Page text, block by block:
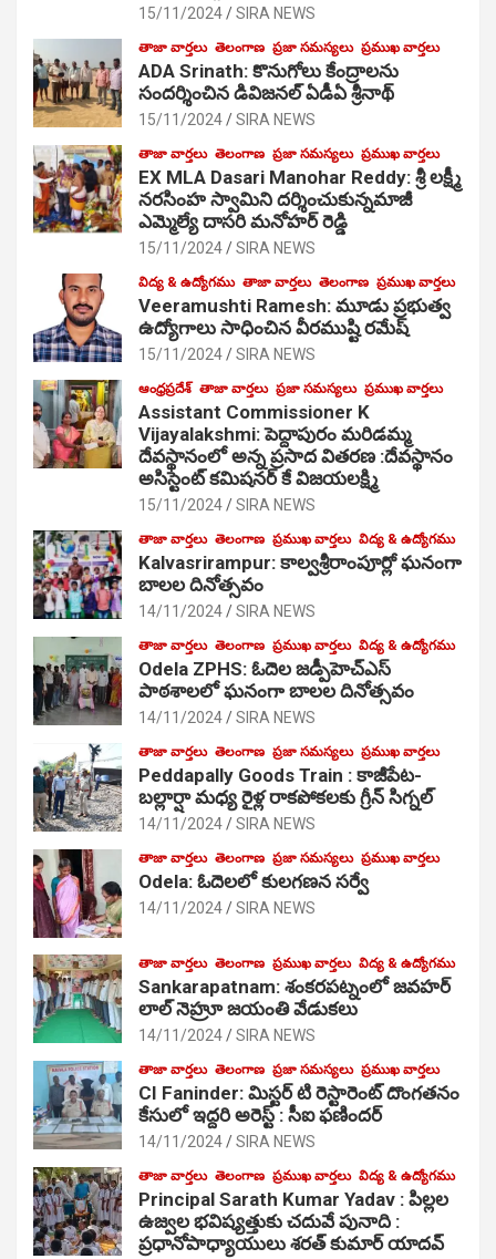
15/11/2024 SIRA NEWS
తాజా వార్తలు తెలంగాణ ప్రజా సమస్యలు ప్రముఖ వార్తలు
ADA Srinath: కొనుగోలు కేంద్రాల‌ను
సంద‌ర్శించిన డివిజనల్ ఏడీఏ శ్రీనాథ్
15/11/2024 SIRA NEWS
తాజా వార్తలు తెలంగాణ ప్రజా సమస్యలు ప్రముఖ వార్తలు
EX MLA Dasari Manohar Reddy: శ్రీ లక్ష్మీ
నరసింహ స్వామిని దర్శించుకున్నమాజీ
ఎమ్మెల్యే దాసరి మనోహర్ రెడ్డి
15/11/2024 SIRA NEWS
విద్య & ఉద్యోగము తాజా వార్తలు తెలంగాణ ప్రముఖ వార్తలు
Veeramushti Ramesh: మూడు ప్రభుత్వ
ఉద్యోగాలు సాధించిన వీరముష్టి రమేష్
15/11/2024 SIRA NEWS
ఆంధ్రప్రదేశ్ తాజా వార్తలు ప్రజా సమస్యలు ప్రముఖ వార్తలు
Assistant Commissioner K
Vijayalakshmi: పెద్దాపురం మరిడమ్మ
దేవస్థానంలో అన్న ప్రసాద వితరణ :దేవస్థానం
అసిస్టెంట్ కమిషనర్ కే విజయలక్ష్మి
15/11/2024 SIRA NEWS
తాజా వార్తలు తెలంగాణ ప్రముఖ వార్తలు విద్య & ఉద్యోగము
Kalvasrirampur: కాల్వశ్రీరాంపూర్లో ఘనంగా
బాలల దినోత్సవం
14/11/2024 SIRA NEWS
తాజా వార్తలు తెలంగాణ ప్రముఖ వార్తలు విద్య & ఉద్యోగము
Odela ZPHS: ఓదెల జ‌డ్పీహెచ్ఎస్
పాఠ‌శాల‌లో ఘనంగా బాలల దినోత్సవం
14/11/2024 SIRA NEWS
తాజా వార్తలు తెలంగాణ ప్రజా సమస్యలు ప్రముఖ వార్తలు
Peddapally Goods Train : కాజీపేట-
బల్లార్షా మధ్య రైళ్ల రాకపోకలకు గ్రీన్ సిగ్నల్
14/11/2024 SIRA NEWS
తాజా వార్తలు తెలంగాణ ప్రజా సమస్యలు ప్రముఖ వార్తలు
Odela: ఓదెలలో కులగణన సర్వే
14/11/2024 SIRA NEWS
తాజా వార్తలు తెలంగాణ ప్రముఖ వార్తలు విద్య & ఉద్యోగము
Sankarapatnam: శంకరపట్నంలో జవహర్
లాల్ నెహ్రూ జయంతి వేడుకలు
14/11/2024 SIRA NEWS
తాజా వార్తలు తెలంగాణ ప్రజా సమస్యలు ప్రముఖ వార్తలు
CI Faninder: మిస్టర్ టి రెస్టారెంట్ దొంగతనం
కేసులో ఇద్దరి అరెస్ట్ : సీఐ ఫణిందర్
14/11/2024 SIRA NEWS
తాజా వార్తలు తెలంగాణ ప్రముఖ వార్తలు విద్య & ఉద్యోగము
Principal Sarath Kumar Yadav : పిల్లల
ఉజ్వల భవిష్యత్తుకు చదువే పునాది :
ప్రధానోపాధ్యాయులు శరత్ కుమార్ యాదవ్